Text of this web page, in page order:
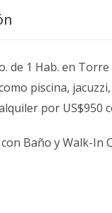
de 1 Hab. en
piscina,
por US$950
Baño y Walk-In